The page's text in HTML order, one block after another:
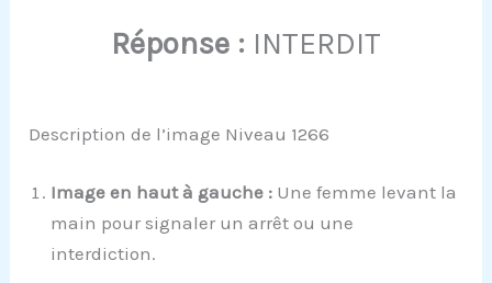
Réponse : INTERDIT
Description de l’image Niveau 1266
Image en haut à gauche : Une femme levant la
main pour signaler un arrêt ou une
interdiction.